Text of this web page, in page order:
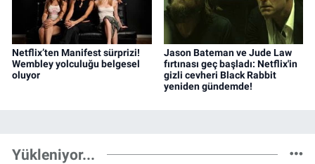
Netflix’ten Manifest sürprizi!
Wembley yolculuğu belgesel
oluyor
Jason Bateman ve Jude Law
fırtınası geç başladı: Netflix'in
gizli cevheri Black Rabbit
yeniden gündemde!
Yükleniyor...